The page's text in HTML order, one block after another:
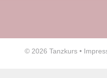
© 2026 Tanzkurs •